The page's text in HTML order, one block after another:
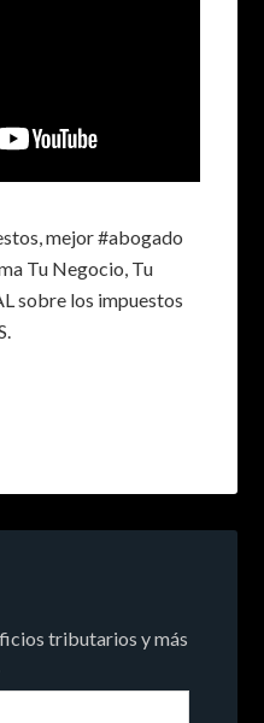
mejor #abogado
Tu Negocio, Tu
sobre los impuestos
tributarios y más